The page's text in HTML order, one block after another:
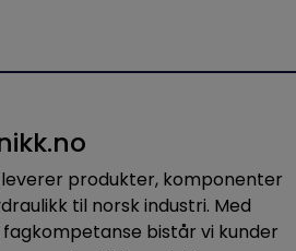
leverer produkter, komponenter
til norsk industri. Med
bistår vi kunder